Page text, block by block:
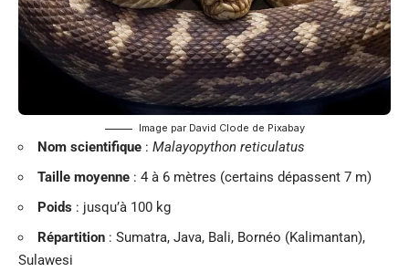
Image par David Clode de Pixabay
Nom scientifique : Malayopython reticulatus
Taille moyenne : 4 à 6 mètres (certains dépassent 7 m)
Poids : jusqu’à 100 kg
Répartition : Sumatra, Java, Bali, Bornéo (Kalimantan),
Sulawesi